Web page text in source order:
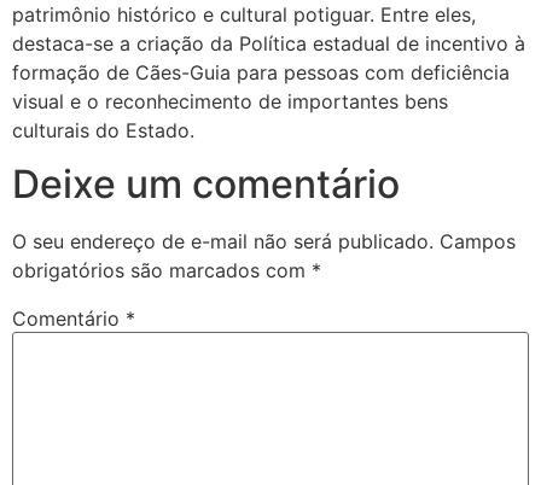
patrimônio histórico e cultural potiguar. Entre eles,
destaca-se a criação da Política estadual de incentivo à
formação de Cães-Guia para pessoas com deficiência
visual e o reconhecimento de importantes bens
culturais do Estado.
Deixe um comentário
O seu endereço de e-mail não será publicado. Campos
obrigatórios são marcados com *
Comentário *